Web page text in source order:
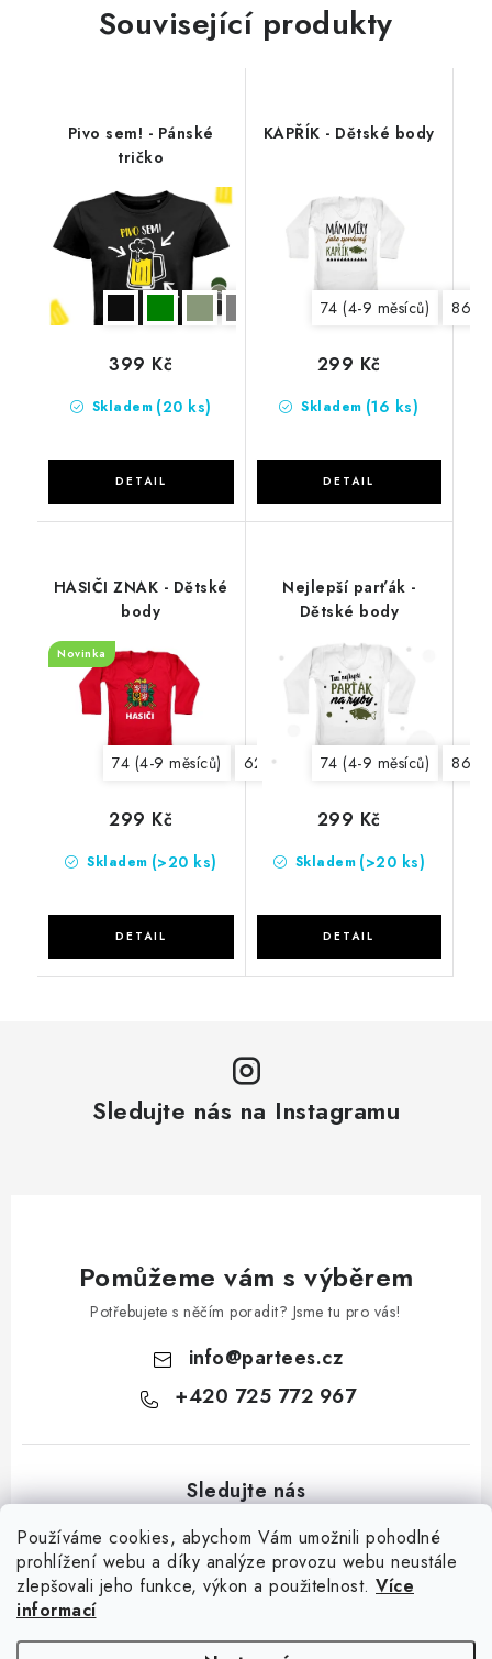
Používáme cookies, abychom Vám umožnili pohodlné
prohlížení webu a díky analýze provozu webu neustále
zlepšovali jeho funkce, výkon a použitelnost. Více
informací
Související produkty
Pivo sem! - Pánské
tričko
Skladem (20 ks)
399 Kč
KAPŘÍK - Dětské body
74 (4-9 měsíců) 86
Skladem (16 ks)
299 Kč
HASIČI ZNAK - Dětské
body
Novinka
74 (4-9 měsíců) 62 (0-3 měsíce)
Skladem (>20 ks)
299 Kč
Nejlepší parťák -
Dětské body
74 (4-9 měsíců) 86
Skladem (>20 ks)
299 Kč
Sledujte nás na Instagramu
Pomůžeme vám s výběrem
Potřebujete s něčím poradit? Jsme tu pro vás!
info@partees.cz
+420 725 772 967
Kontakt Moje objednávka Hodnocení obchodu Jak nakupovat